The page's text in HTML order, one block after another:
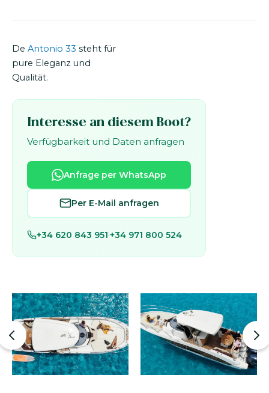
De Antonio 33 steht für
pure Eleganz und
Qualität.
Interesse an diesem Boot?
Verfügbarkeit und Daten anfragen
Anfrage per WhatsApp
Per E-Mail anfragen
+34 620 843 951·+34 971 800 524